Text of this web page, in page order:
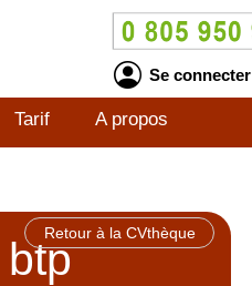
Se connecter
Tarif A propos
Retour à la CVthèque